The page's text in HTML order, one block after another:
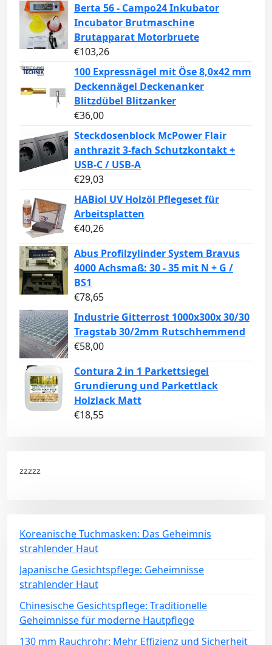
Berta 56 - Campo24 Inkubator
Incubator Brutmaschine
Brutapparat Motorbruete
€103,26
100 Expressnägel mit Öse 8,0x42 mm
Deckennägel Deckenanker
Blitzdübel Blitzanker
€36,00
Steckdosenblock McPower Flair
anthrazit 3-fach Schutzkontakt +
USB-C / USB-A
€29,03
HABiol UV Holzöl Pflegeset für
Arbeitsplatten
€40,26
Abus Profilzylinder System Bravus
4000 Achsmaß: 30 - 35 mit N + G /
BS1
€78,65
Industrie Gitterrost 1000x300x 30/30
Tragstab 30/2mm Rutschhemmend
€58,00
Contura 2 in 1 Parkettsiegel
Grundierung und Parkettlack
Holzlack Matt
€18,55
zzzzz
Koreanische Tuchmasken: Das Geheimnis
strahlender Haut
Japanische Gesichtspflege: Geheimnisse
strahlender Haut
Chinesische Gesichtspflege: Traditionelle
Geheimnisse für moderne Hautpflege
130 mm Rauchrohr: Mehr Effizienz und Sicherheit